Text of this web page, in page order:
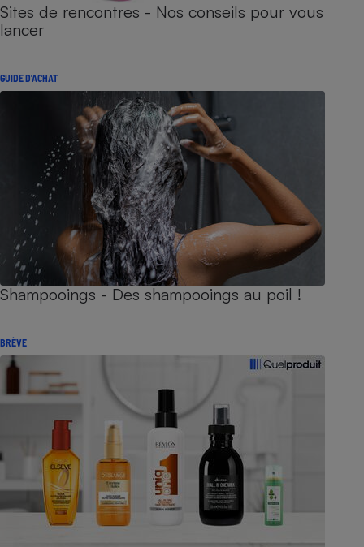
Sites de rencontres - Nos conseils pour vous
lancer
GUIDE D'ACHAT
Shampooings - Des shampooings au poil !
BRÈVE